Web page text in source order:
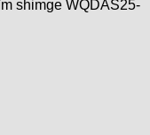
shimge WQDAS25-